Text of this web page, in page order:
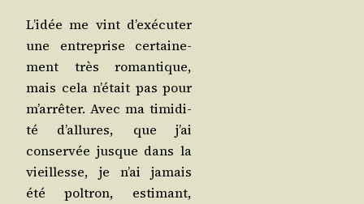
L’i­dée me vint d’exé­cu­ter
une entre­prise cer­tai­ne­
ment très roman­tique,
mais cela n’é­tait pas pour
m’ar­rê­ter. Avec ma timi­di­
té d’al­lures, que j’ai
conser­vée jusque dans la
vieillesse, je n’ai jamais
été pol­tron, esti­mant,